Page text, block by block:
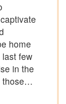
home
few
in the
those…